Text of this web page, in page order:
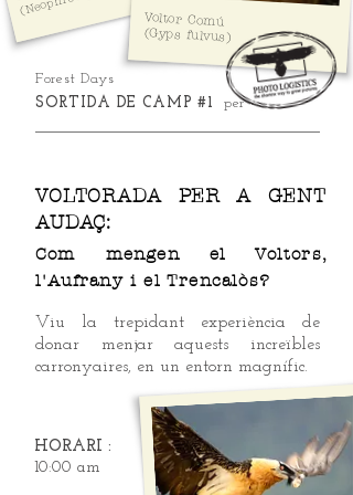
Forest Days
SORTIDA DE CAMP #1
per
VOLTORADA PER A GENT
AUDAÇ:
Com mengen el Voltors,
l'Aufrany i el Trencalòs?
Viu la trepidant experiència de
donar menjar aquests increïbles
carronyaires, en un entorn magnífic.
HORARI :
10:00 am
Voltor Comú
(Gyps fulvus)